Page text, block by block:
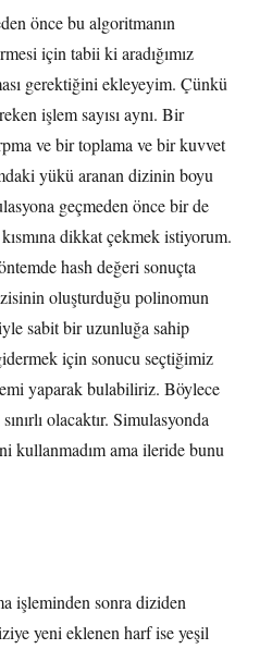
önce bu algoritmanın
için tabii ki aradığımız
gerektiğini ekleyeyim. Çünkü
işlem sayısı aynı. Bir
ve bir toplama ve bir kuvvet
yükü aranan dizinin boyu
geçmeden önce bir de
dikkat çekmek istiyorum.
hash değeri sonuçta
oluşturduğu polinomun
sabit bir uzunluğa sahip
için sonucu seçtiğimiz
yaparak bulabiliriz. Böylece
olacaktır. Simulasyonda
kullanmadım ama ileride bunu
işleminden sonra diziden
yeni eklenen harf ise yeşil